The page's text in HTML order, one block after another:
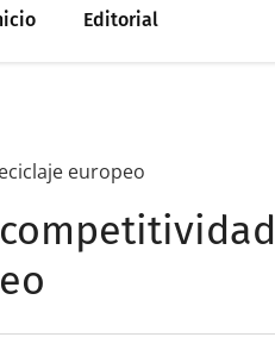
Editorial
europeo
competitividad